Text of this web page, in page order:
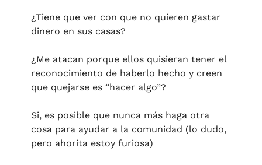
¿Tiene que ver con que no quieren gastar
dinero en sus casas?
¿Me atacan porque ellos quisieran tener el
reconocimiento de haberlo hecho y creen
que quejarse es “hacer algo”?
Si, es posible que nunca más haga otra
cosa para ayudar a la comunidad (lo dudo,
pero ahorita estoy furiosa)